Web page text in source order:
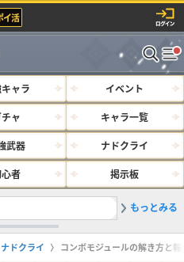
ャラ イベント
ャ キャラ一覧
武器 ナドクライ
者 掲示板
2最強キ
もっとみる
ナドクライ コンボモジュールの解き方と報